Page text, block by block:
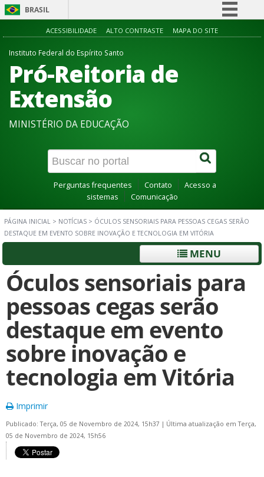
BRASIL
Simplifique!
Acesso à informação
ACESSIBILIDADE ALTO CONTRASTE MAPA DO SITE
Instituto Federal do Espírito Santo
Pró-Reitoria de
Extensão
MINISTÉRIO DA EDUCAÇÃO
Perguntas frequentes Contato
Acesso a
sistemas
Comunicação
PÁGINA INICIAL > NOTÍCIAS > ÓCULOS SENSORIAIS PARA PESSOAS CEGAS SERÃO
DESTAQUE EM EVENTO SOBRE INOVAÇÃO E TECNOLOGIA EM VITÓRIA
MENU
Óculos sensoriais para
pessoas cegas serão
destaque em evento
sobre inovação e
tecnologia em Vitória
Imprimir
Publicado: Terça, 05 de Novembro de 2024, 15h37 | Última atualização em Terça,
05 de Novembro de 2024, 15h56